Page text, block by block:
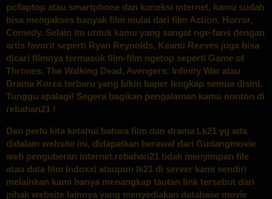
pc/laptop atau smartphone dan koneksi internet, kamu sudah
bisa mengakses banyak film mulai dari film Action, Horror,
Comedy. Selain itu untuk kamu yang sangat nge-fans dengan
artis favorit seperti Ryan Reynolds, Keanu Reeves juga bisa
dicari filmnya termasuk film-film ngetop seperti Game of
Thrones, The Walking Dead, Avengers: Infinity War atau
Drama Korea terbaru yang bikin baper lengkap semua disini.
Tunggu apalagi! Segera bagikan pengalaman kamu nonton di
rebahan21 !
Dan perlu kita ketahui bahwa film dan drama Lk21 yg ada
didalam website ini, didapatkan berawal dari Gudangmovie
web penguberan internet.rebahan21 tidak menyimpan file
atau data film Indoxxi ataupun lk21 di server kami sendiri
melainkan kami hanya menangkap tautan link tersebut dari
pihak website lainnya yang menyediakan database movie